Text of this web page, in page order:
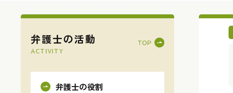
弁護士の活動
ACTIVITY
弁護士の役割